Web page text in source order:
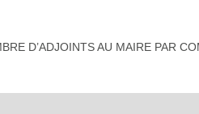
D’ADJOINTS AU MAIRE PAR